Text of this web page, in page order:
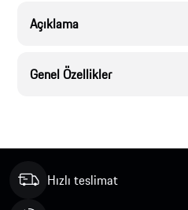
Açıklama
Genel Özellikler
Hızlı teslimat